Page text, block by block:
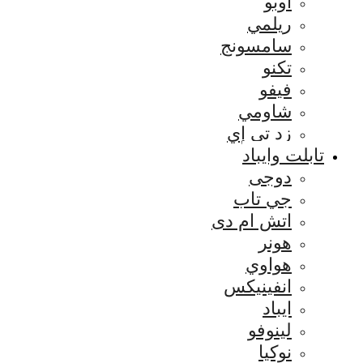
ريلمي
سامسونج
تكنو
فيفو
شاومي
زد تي إي
تابلت وايباد
دوجى
جي تاب
اتش ام دى
هونر
هواوي
انفينيكس
ايباد
لينوفو
نوكيا